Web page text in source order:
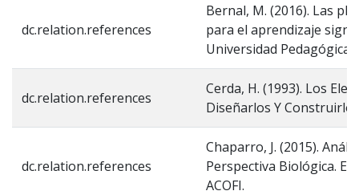
dc.relation.references
Bernal, M. (2016). Las
para el aprendizaje
Universidad Pedagógica
dc.relation.references
Cerda, H. (1993). Los
Diseñarlos Y
dc.relation.references
Chaparro, J. (2015).
Perspectiva Biológica.
ACOFI.